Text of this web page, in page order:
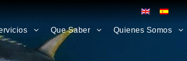
Que Saber Quienes Somos